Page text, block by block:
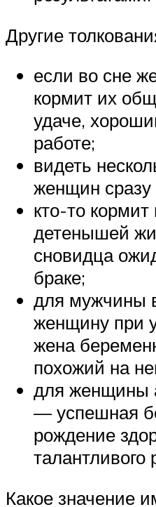
Другие
если во сне
кормит их
удаче,
работе;
видеть
женщин
кто-то
детенышей
сновидца
браке;
для мужчины
женщину при
жена
похожий на
для женщины
— успешная
рождение
талантливого
Какое значение